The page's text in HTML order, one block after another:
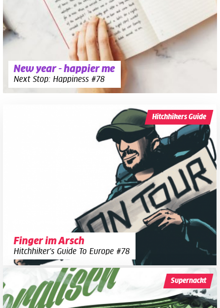
New year - happier me
Next Stop: Happiness #78
Finger im Arsch
Hitchhiker's Guide To Europe #78
Hitchhikers Guide
Supernackt